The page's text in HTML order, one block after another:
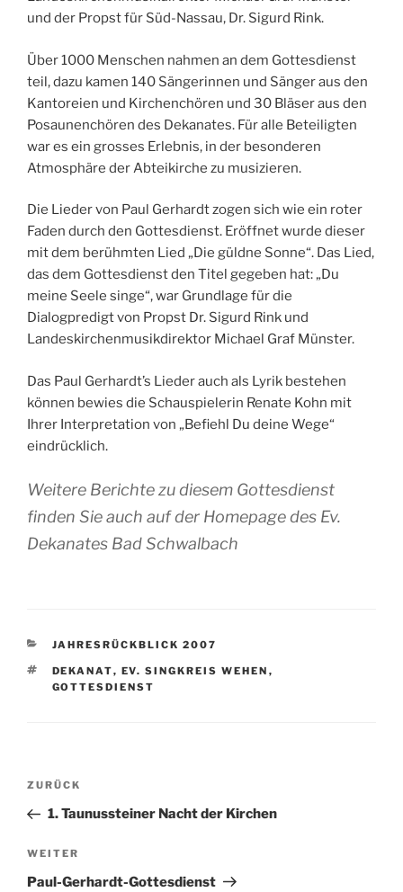
und der Propst für Süd-Nassau, Dr. Sigurd Rink.
Über 1000 Menschen nahmen an dem Gottesdienst
teil, dazu kamen 140 Sängerinnen und Sänger aus den
Kantoreien und Kirchenchören und 30 Bläser aus den
Posaunenchören des Dekanates. Für alle Beteiligten
war es ein grosses Erlebnis, in der besonderen
Atmosphäre der Abteikirche zu musizieren.
Die Lieder von Paul Gerhardt zogen sich wie ein roter
Faden durch den Gottesdienst. Eröffnet wurde dieser
mit dem berühmten Lied „Die güldne Sonne“. Das Lied,
das dem Gottesdienst den Titel gegeben hat: „Du
meine Seele singe“, war Grundlage für die
Dialogpredigt von Propst Dr. Sigurd Rink und
Landeskirchenmusikdirektor Michael Graf Münster.
Das Paul Gerhardt’s Lieder auch als Lyrik bestehen
können bewies die Schauspielerin Renate Kohn mit
Ihrer Interpretation von „Befiehl Du deine Wege“
eindrücklich.
Weitere Berichte zu diesem Gottesdienst
finden Sie auch auf der Homepage des Ev.
Dekanates Bad Schwalbach
KATEGORIEN
JAHRESRÜCKBLICK 2007
SCHLAGWÖRTER
DEKANAT, EV. SINGKREIS WEHEN ,
GOTTESDIENST
Beitragsnavigation
Vorheriger
Beitrag
ZURÜCK
1. Taunussteiner Nacht der Kirchen
Nächster
Beitrag
WEITER
Paul-Gerhardt-Gottesdienst